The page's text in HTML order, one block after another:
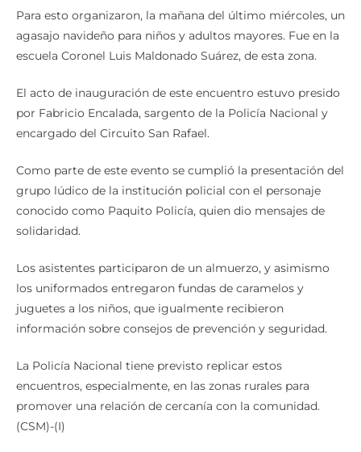
Para esto organizaron, la mañana del último miércoles, un
agasajo navideño para niños y adultos mayores. Fue en la
escuela Coronel Luis Maldonado Suárez, de esta zona.
El acto de inauguración de este encuentro estuvo presido
por Fabricio Encalada, sargento de la Policía Nacional y
encargado del Circuito San Rafael.
Como parte de este evento se cumplió la presentación del
grupo lúdico de la institución policial con el personaje
conocido como Paquito Policía, quien dio mensajes de
solidaridad.
Los asistentes participaron de un almuerzo, y asimismo
los uniformados entregaron fundas de caramelos y
juguetes a los niños, que igualmente recibieron
información sobre consejos de prevención y seguridad.
La Policía Nacional tiene previsto replicar estos
encuentros, especialmente, en las zonas rurales para
promover una relación de cercanía con la comunidad.
(CSM)-(I)